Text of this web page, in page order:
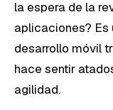
la espera de la
aplicaciones? Es
desarrollo móvil
hace sentir
agilidad.